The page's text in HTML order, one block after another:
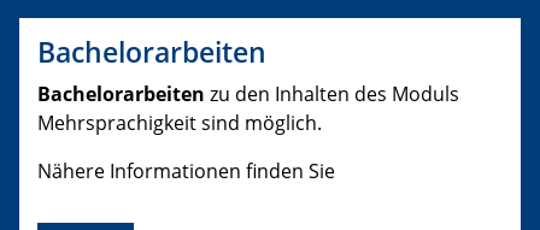
Bachelorarbeiten
Bachelorarbeiten zu den Inhalten des Moduls
Mehrsprachigkeit sind möglich.
Nähere Informationen finden Sie